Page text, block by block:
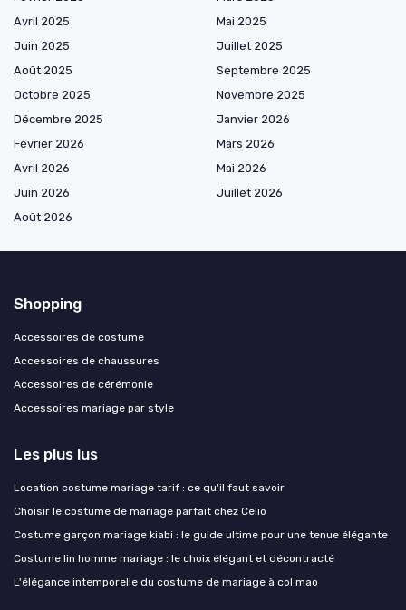
Avril 2025
Mai 2025
Juin 2025
Juillet 2025
Août 2025
Septembre 2025
Octobre 2025
Novembre 2025
Décembre 2025
Janvier 2026
Février 2026
Mars 2026
Avril 2026
Mai 2026
Juin 2026
Juillet 2026
Août 2026
Shopping
Accessoires de costume
Accessoires de chaussures
Accessoires de cérémonie
Accessoires mariage par style
Les plus lus
Location costume mariage tarif : ce qu'il faut savoir
Choisir le costume de mariage parfait chez Celio
Costume garçon mariage kiabi : le guide ultime pour une tenue élégante
Costume lin homme mariage : le choix élégant et décontracté
L'élégance intemporelle du costume de mariage à col mao